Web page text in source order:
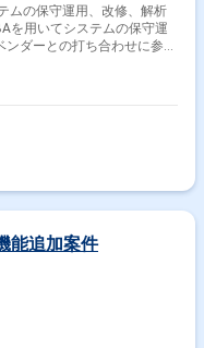
能追加案件